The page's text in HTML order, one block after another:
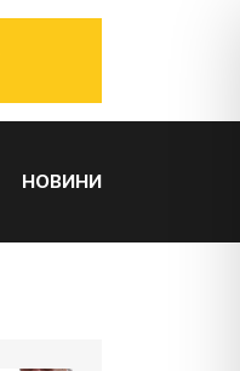
НОВИНИ